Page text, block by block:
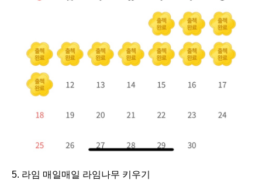
5. 라임 매일매일 라임나무 키우기